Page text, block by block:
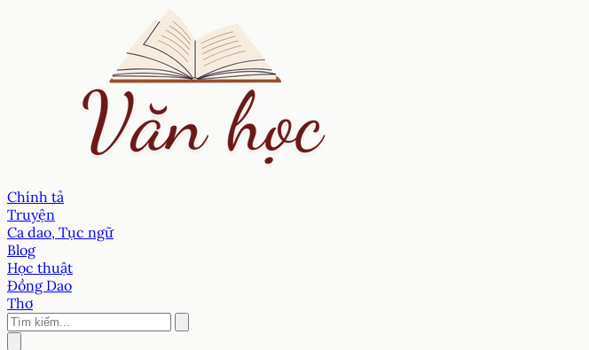
Chính tả
Truyện
Ca dao, Tục ngữ
Blog
Học thuật
Đồng Dao
Thơ